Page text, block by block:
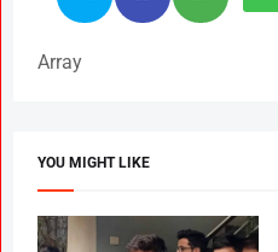
Array
YOU MIGHT LIKE